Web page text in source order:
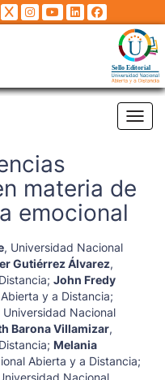
materia de
emocional
, Universidad Nacional
Gutiérrez Álvarez,
; John Fredy
y a Distancia;
Universidad Nacional
Barona Villamizar,
; Melania
Abierta y a Distancia;